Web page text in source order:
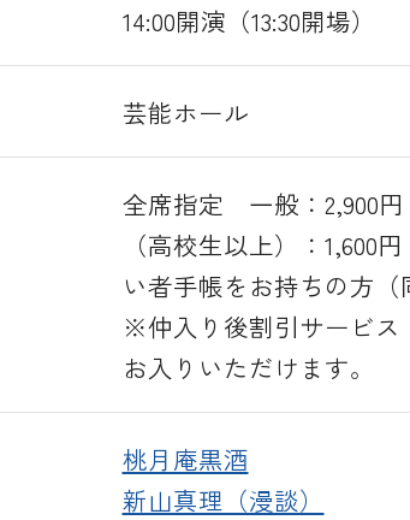
14:00開演（13:30開場）
芸能ホール
全席指定 一般：2,900
（高校生以上）：
い者手帳をお持ちの方
※仲入り後割引サービス
お入りいただけます。
桃月庵黒酒
新山真理（漫談）